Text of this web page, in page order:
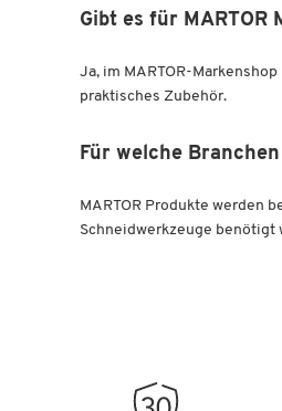
Gibt es für MARTOR
Ja, im MARTOR-
praktisches Zubehör.
Für welche
MARTOR Produkte werden
Schneidwerkzeuge benötigt